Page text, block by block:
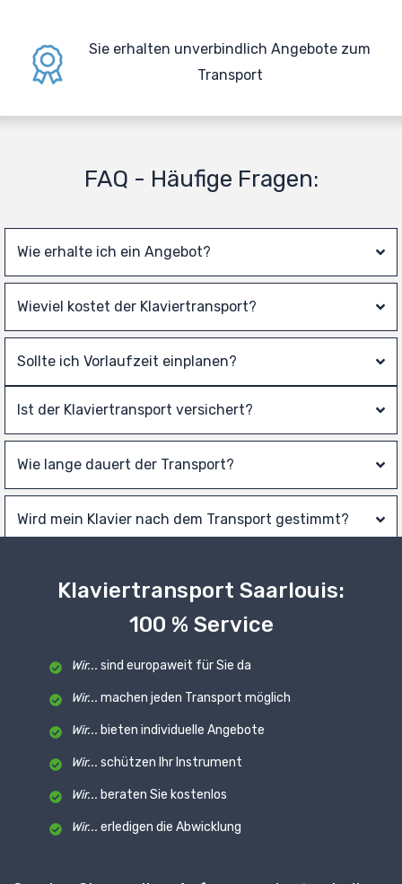
Sie erhalten unverbindlich Angebote zum
Transport
FAQ - Häufige Fragen:
Wie erhalte ich ein Angebot?
Wieviel kostet der Klaviertransport?
Sollte ich Vorlaufzeit einplanen?
Ist der Klaviertransport versichert?
Wie lange dauert der Transport?
Wird mein Klavier nach dem Transport gestimmt?
Klaviertransport Saarlouis:
100 % Service
Wir... sind europaweit für Sie da
Wir... machen jeden Transport möglich
Wir... bieten individuelle Angebote
Wir... schützen Ihr Instrument
Wir... beraten Sie kostenlos
Wir... erledigen die Abwicklung